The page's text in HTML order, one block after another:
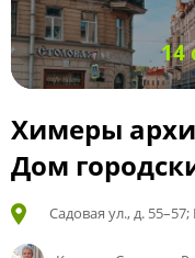
14
Химеры
Дом
Садовая ул., д.